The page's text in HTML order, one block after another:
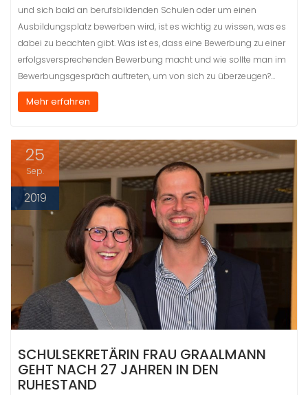
und sich bald an berufsbildenden Schulen oder um einen
Ausbildungsplatz bewerben wird, ist es wichtig zu wissen, was es
dabei zu beachten gibt. Was ist es, dass eine Bewerbung zu einer
erfolgsversprechenden Bewerbung macht und wie sollte man im
Bewerbungsgespräch auftreten, um von sich zu überzeugen?…
Mehr erfahren
25
Sep.
2019
SCHULSEKRETÄRIN FRAU GRAALMANN
GEHT NACH 27 JAHREN IN DEN
RUHESTAND